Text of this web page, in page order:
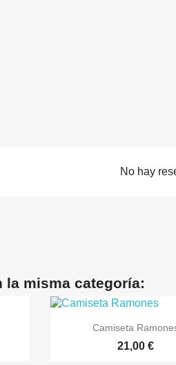
No hay
la misma categoría:
 Vista rápida
Camiseta
21,00 €